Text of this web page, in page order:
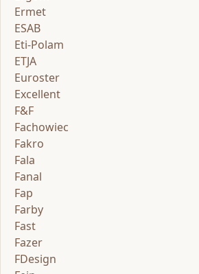
Ermet
ESAB
Eti-Polam
ETJA
Euroster
Excellent
F&F
Fachowiec
Fakro
Fala
Fanal
Fap
Farby
Fast
Fazer
FDesign